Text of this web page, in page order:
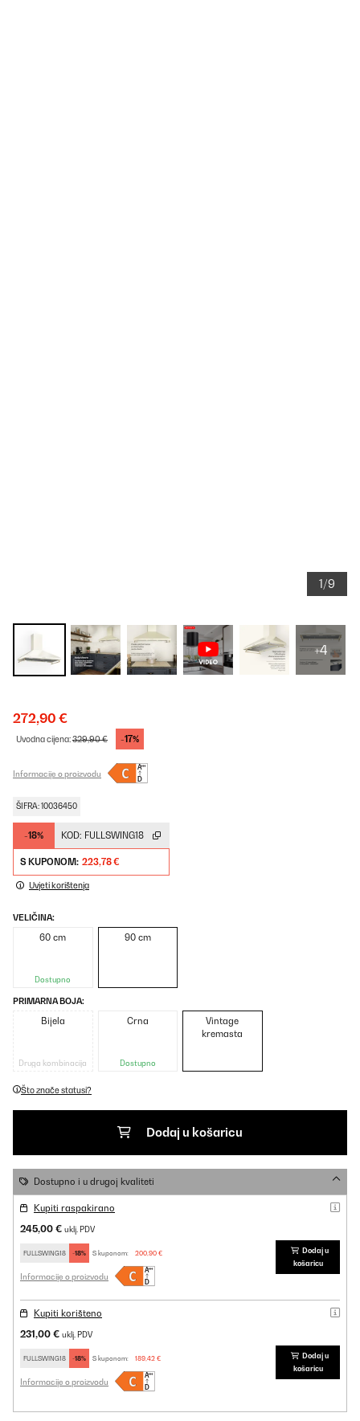
1/9
+4
272,90 €
Uvodna cijena:329,90 € -17%
Informacije o proizvodu
ŠIFRA: 10036450
-18% KOD: FULLSWING18
S KUPONOM: 223,78 €
Uvjeti korištenja
VELIČINA:
60 cm
Dostupno
90 cm
PRIMARNA BOJA:
Bijela
Druga kombinacija
Crna
Dostupno
Vintage
kremasta
Što znače statusi?
Dodaj u košaricu
Dostupno i u drugoj kvaliteti
Kupiti raspakirano
245,00 € uklj. PDV
FULLSWING18 -18% S kuponom: 200,90 €
Informacije o proizvodu
Dodaj u
košaricu
Kupiti korišteno
231,00 € uklj. PDV
FULLSWING18 -18% S kuponom: 189,42 €
Informacije o proizvodu
Dodaj u
košaricu